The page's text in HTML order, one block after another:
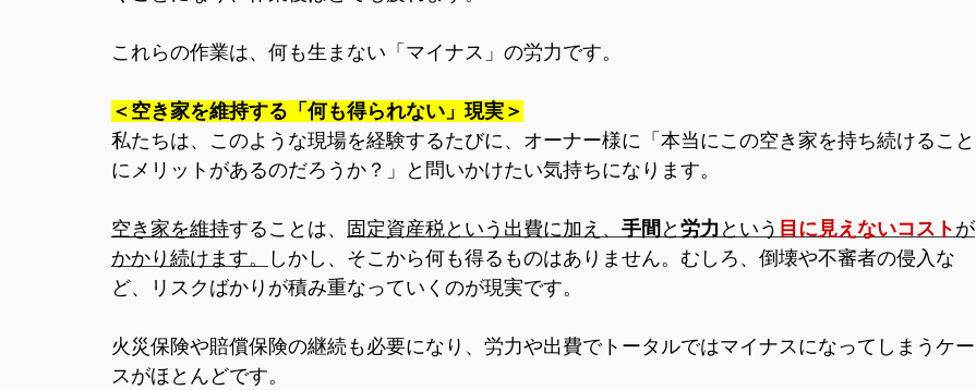
これらの作業は、何も生まない「マイナス」の労力です。
＜空き家を維持する「何も得られない」現実＞
私たちは、このような現場を経験するたびに、オーナー様に「本当にこの空き家を持ち続けること
にメリットがあるのだろうか？」と問いかけたい気持ちになります。
空き家を維持することは、 固定資産税という出費に加え、 手間 と 労力 という 目に見えないコスト が
かかり続けます。
しかし、そこから何も得るものはありません。むしろ、倒壊や不審者の侵入な
ど、リスクばかりが積み重なっていくのが現実です。
火災保険や賠償保険の継続も必要になり、労力や出費でトータルではマイナスになってしまうケー
スがほとんどです。